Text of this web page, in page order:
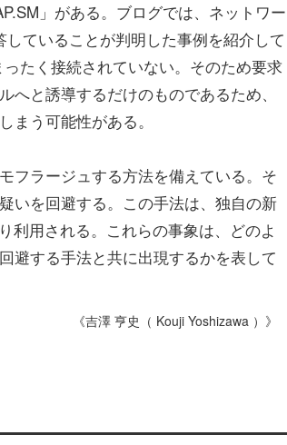
」がある。ブログでは、ネットワー
ていることが判明した事例を紹介して
たく接続されていない。そのため要求
と誘導するだけのものであるため、
う可能性がある。
フラージュする方法を備えている。そ
いを回避する。この手法は、独自の新
利用される。これらの事象は、どのよ
避する手法と共に出現するかを表して
《吉澤 亨史（ Kouji Yoshizawa ）》